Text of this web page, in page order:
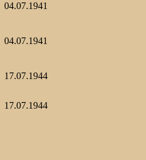
04.07.1941
04.07.1941
17.07.1944
17.07.1944